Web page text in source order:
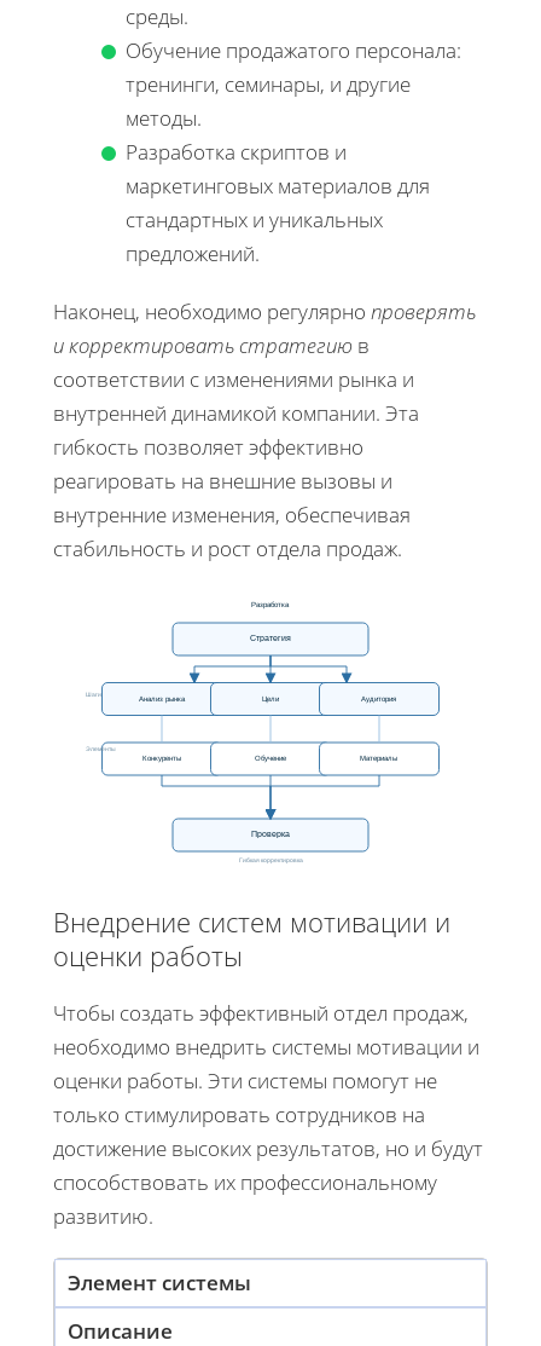
среды.
Обучение продажатого персонала:
тренинги, семинары, и другие
методы.
Разработка скриптов и
маркетинговых материалов для
стандартных и уникальных
предложений.
Наконец, необходимо регулярно проверять
и корректировать стратегию в
соответствии с изменениями рынка и
внутренней динамикой компании. Эта
гибкость позволяет эффективно
реагировать на внешние вызовы и
внутренние изменения, обеспечивая
стабильность и рост отдела продаж.
Разработка
Стратегия
Анализ рынка Цели Аудитория
Конкуренты Обучение Материалы
Проверка
Шаги
Элементы
Гибкая корректировка
Внедрение систем мотивации и
оценки работы
Чтобы создать эффективный отдел продаж,
необходимо внедрить системы мотивации и
оценки работы. Эти системы помогут не
только стимулировать сотрудников на
достижение высоких результатов, но и будут
способствовать их профессиональному
развитию.
Элемент системы
Описание